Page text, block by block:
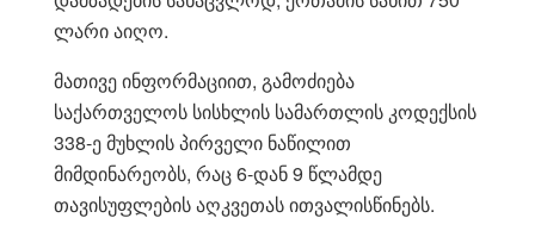
ლარი აიღო.
მათივე ინფორმაციით, გამოძიება
საქართველოს სისხლის სამართლის კოდექსის
338-ე მუხლის პირველი ნაწილით
მიმდინარეობს, რაც 6-დან 9 წლამდე
თავისუფლების აღკვეთას ითვალისწინებს.